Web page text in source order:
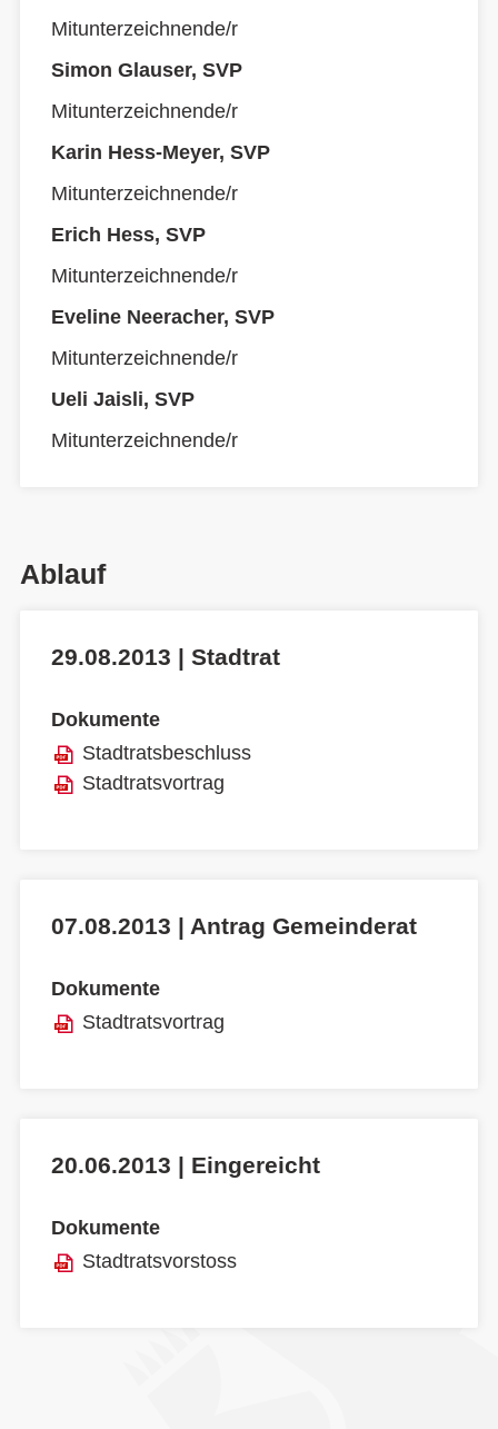
Mitunterzeichnende/r
Simon Glauser, SVP
Mitunterzeichnende/r
Karin Hess-Meyer, SVP
Mitunterzeichnende/r
Erich Hess, SVP
Mitunterzeichnende/r
Eveline Neeracher, SVP
Mitunterzeichnende/r
Ueli Jaisli, SVP
Mitunterzeichnende/r
Ablauf
29.08.2013 | Stadtrat
Dokumente
Stadtratsbeschluss
Stadtratsvortrag
07.08.2013 | Antrag Gemeinderat
Dokumente
Stadtratsvortrag
20.06.2013 | Eingereicht
Dokumente
Stadtratsvorstoss